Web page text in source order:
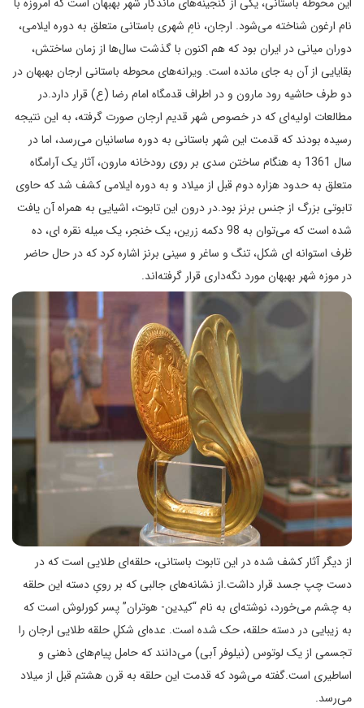
این محوطه باستانی، یکی از گنجینه‌های ماندگار شهر بهبهان است که امروزه با
نام ارغون شناخته می‌شود. ارجان، نامِ شهری باستانی متعلق به دوره ایلامی،
دوران میانی در ایران بود که هم اکنون با گذشت سال‌ها از زمان ساختش،
بقایایی از آن به جای مانده است. ویرانه‌های محوطه باستانی ارجان بهبهان در
دو طرف حاشیه رود مارون و در اطراف قدمگاه امام رضا (ع) قرار دارد.در
مطالعات اولیه‌ای که در خصوص شهر قدیم ارجان صورت گرفته، به این نتیجه
رسیده بودند که قدمت این شهر باستانی به دوره ساسانیان می‌رسد، اما در
سال 1361 به هنگام ساختن سدی بر روی رودخانه مارون، آثار یک آرامگاه
متعلق به حدود هزاره دوم قبل از میلاد و به دوره ایلامی کشف شد که حاوی
تابوتی بزرگ از جنس برنز بود.در درون این تابوت، اشیایی به همراه آن یافت
شده است که می‌توان به 98 دکمه زرین، یک خنجر، یک میله نقره ای، ده
ظرف استوانه ای شکل، تنگ و ساغر و سینی برنز اشاره کرد که در حال حاضر
در موزه شهر بهبهان مورد نگه‌داری قرار گرفته‌اند.
از دیگر آثار کشف شده در این تابوت باستانی، حلقه‌ای طلایی است که در
دست چپ جسد قرار داشت.از نشانه‌های جالبی که بر رویِ دسته این حلقه
به چشم می‌خورد، نوشته‌ای به نام “کیدین- هوتران” پسر کورلوش است که
به زیبایی در دسته حلقه، حک شده است. عده‌ای شکلِ حلقه طلایی ارجان را
تجسمی از یک لوتوس (نیلوفر آبی) می‌دانند که حامل پیام‌های ذهنی و
اساطیری است.گفته می‌شود که قدمت این حلقه به قرن هشتم قبل از میلاد
می‌رسد.